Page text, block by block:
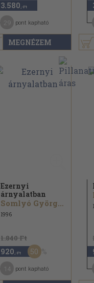
MEGNÉZEM
3.580 ,-Ft
pont kapható
Ezernyi
árnyalatban
Somlyó György...
1996
1.840 Ft
920 ,-Ft 50
pont kapható